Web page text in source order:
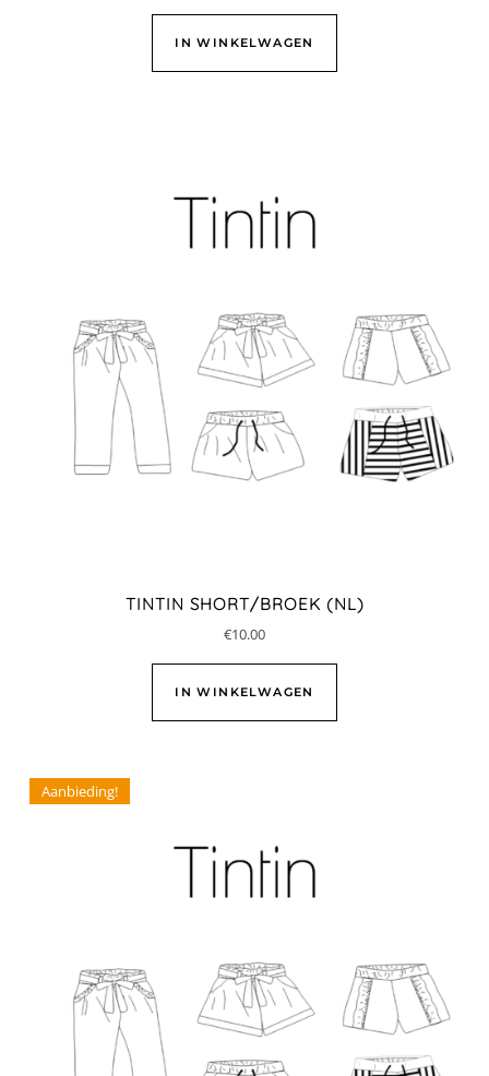
IN WINKELWAGEN
TINTIN SHORT/BROEK (NL)
€10.00
IN WINKELWAGEN
Aanbieding!